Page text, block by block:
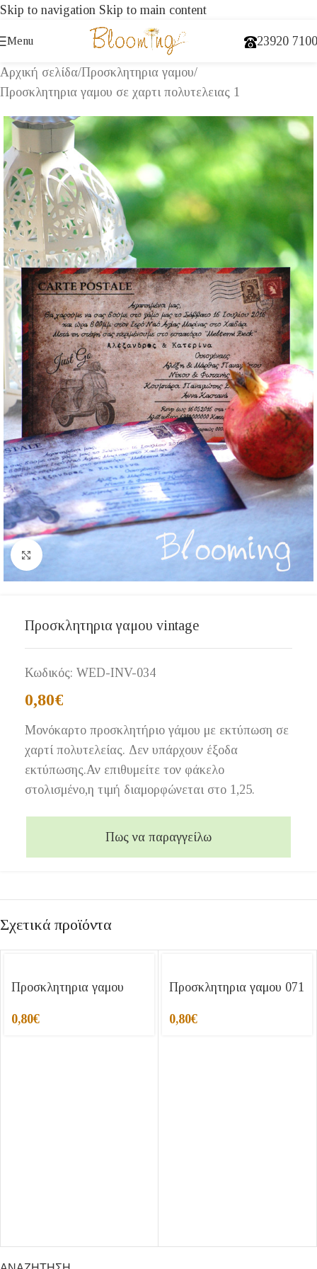
Skip to navigation Skip to main content
Menu 23920
Αρχική σελίδα/Προσκλητηρια γαμου/
Προσκλητηρια γαμου σε χαρτι πολυτελειας 1
Click to enlarge
Προσκλητηρια γαμου vintage
Κωδικός: WED-INV-034
0,80€
Μονόκαρτο προσκλητήριο γάμου με εκτύπωση σε
χαρτί πολυτελείας. Δεν υπάρχουν έξοδα
εκτύπωσης.Αν επιθυμείτε τον φάκελο
στολισμένο,η τιμή διαμορφώνεται στο 1,25.
Πως να παραγγείλω
Σχετικά προϊόντα
Προσκλητηρια γαμου
0,80€
Προσκλητηρια γαμου 071
0,80€